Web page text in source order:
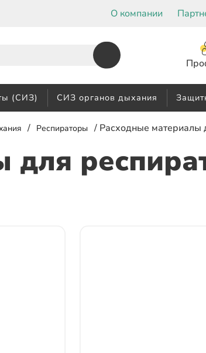
О компании
(СИЗ) СИЗ органов дыхания
/ Респираторы / Расходные материалы